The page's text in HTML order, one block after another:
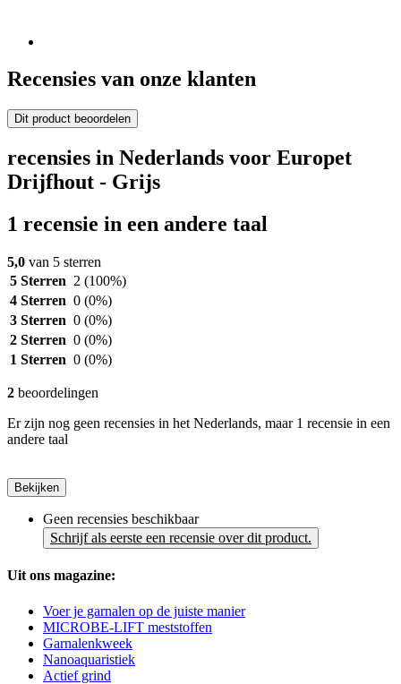
Recensies van onze klanten
Dit product beoordelen
recensies in Nederlands voor Europet
Drijfhout - Grijs
1 recensie in een andere taal
5,0 van 5 sterren
5 Sterren 2 (100%)
4 Sterren 0 (0%)
3 Sterren 0 (0%)
2 Sterren 0 (0%)
1 Sterren 0 (0%)
2 beoordelingen
Er zijn nog geen recensies in het Nederlands, maar 1 recensie in een
andere taal
Bekijken
Geen recensies beschikbaar
Schrijf als eerste een recensie over dit product.
Uit ons magazine:
Voer je garnalen op de juiste manier
MICROBE-LIFT meststoffen
Garnalenkweek
Nanoaquaristiek
Actief grind